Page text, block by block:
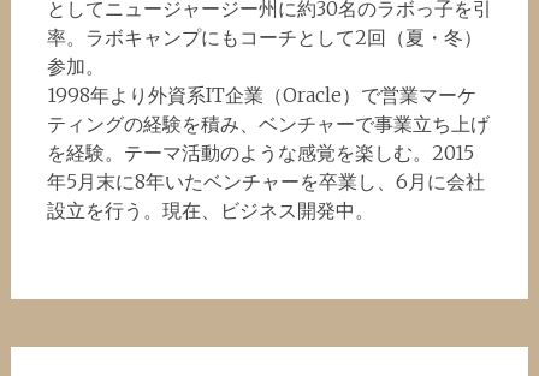
としてニュージャージー州に約30名のラボっ子を引
率。ラボキャンプにもコーチとして2回（夏・冬）
参加。
1998年より外資系IT企業（Oracle）で営業マーケ
ティングの経験を積み、ベンチャーで事業立ち上げ
を経験。テーマ活動のような感覚を楽しむ。2015
年5月末に8年いたベンチャーを卒業し、6月に会社
設立を行う。現在、ビジネス開発中。